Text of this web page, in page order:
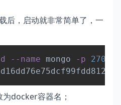
后，启动就非常简单了，一
--name mongo -p 27017
Copy
为docker容器名；